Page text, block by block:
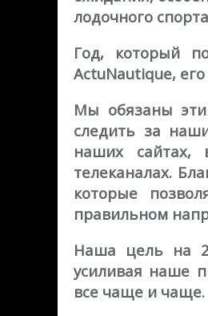
лодочного
Год, который
ActuNautique,
Мы обязаны
следить за
наших
телеканалах.
которые
правильном
Наша цель на
усиливая наше
все чаще и чаще.